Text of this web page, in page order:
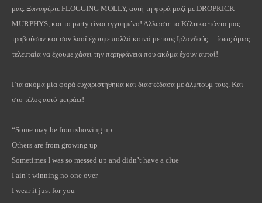
μας. Ξαναφέρτε FLOGGING MOLLY, αυτή τη φορά μαζί με DROPKICK
MURPHYS , και το party είναι εγγυημένο! Άλλωστε τα Κέλτικα πάντα μας
τραβούσαν και σαν λαοί έχουμε πολλά κοινά με τους Ιρλανδούς… ίσως όμως
τελευταία να έχουμε χάσει την περηφάνεια που ακόμα έχουν αυτοί!
Για ακόμα μία φορά ευχαριστήθηκα και διασκέδασα με άλμπουμ τους. Και
στο τέλος αυτό μετράει!
“Some may be from showing up
Others are from growing up
Sometimes I was so messed up and didn’t have a clue
I ain’t winning no one over
I wear it just for you